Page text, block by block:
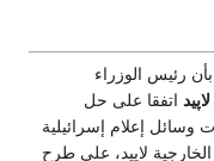
بأن رئيس الوزراء
اتفقا على حل
وسائل إعلام إسرائيلية
لاپيد، على طرح